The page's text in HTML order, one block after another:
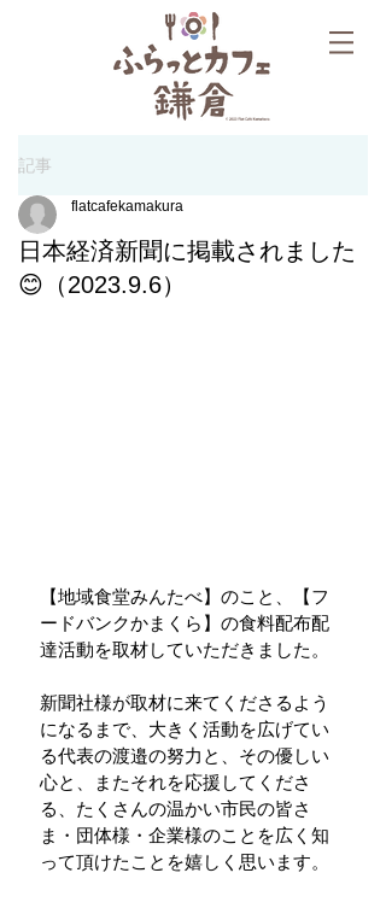
記事
日本経済新聞に掲載されました
😊（2023.9.6）
flatcafekamakura
【地域食堂みんたべ】のこと、【フ
ードバンクかまくら】の食料配布配
達活動を取材していただきました。
新聞社様が取材に来てくださるよう
になるまで、大きく活動を広げてい
る代表の渡邉の努力と、その優しい
心と、またそれを応援してくださ
る、たくさんの温かい市民の皆さ
ま・団体様・企業様のことを広く知
って頂けたことを嬉しく思います。